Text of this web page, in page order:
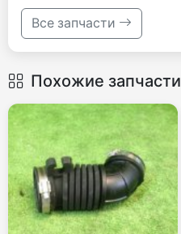
Все запчасти
Похожие запчасти